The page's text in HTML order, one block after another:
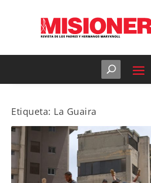
Etiqueta: La Guaira